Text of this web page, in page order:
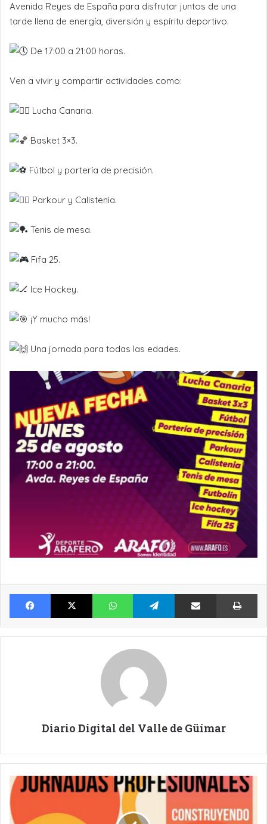
Avenida Reyes de España para disfrutar juntos de una
tarde llena de energía, diversión y espíritu deportivo.
De 17:00 a 21:00 horas.
Ven a vivir y compartir actividades como:
Lucha Canaria.
Basket 3×3.
Fútbol y portería de precisión.
Parkour y Calistenia.
Tenis de mesa.
Fifa 25.
Ice Hockey.
¡Y mucho más!
Una jornada para todas las edades.
Facebook X WhatsApp Telegram Compartir por Email
Diario Digital del Valle de Güímar
FORMACIÓN
PARA
FAMILIAS.
CONSTRUYENDO